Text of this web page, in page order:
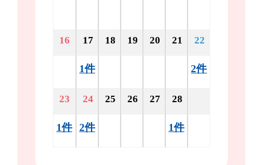
16 17
1件
18 19 20 21 22
2件
23
1件
24
2件
25 26 27 28
1件